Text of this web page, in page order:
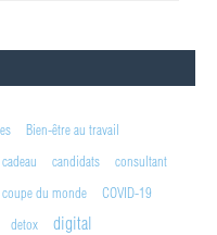
Bien-être au travail
cadeau candidats
consultant
coupe du monde
COVID-19
detox digital